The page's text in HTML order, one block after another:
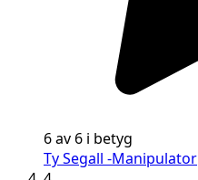
6 av 6 i betyg
Ty Segall -Manipulator